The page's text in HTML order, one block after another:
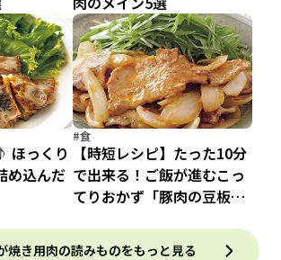
ほっくり
め込んだ
#食
【時短レシピ】たった10分
で出来る！ご飯が進むこっ
てりおかず「豚肉の豆板醤
焼き用肉の読みものをもっと見る